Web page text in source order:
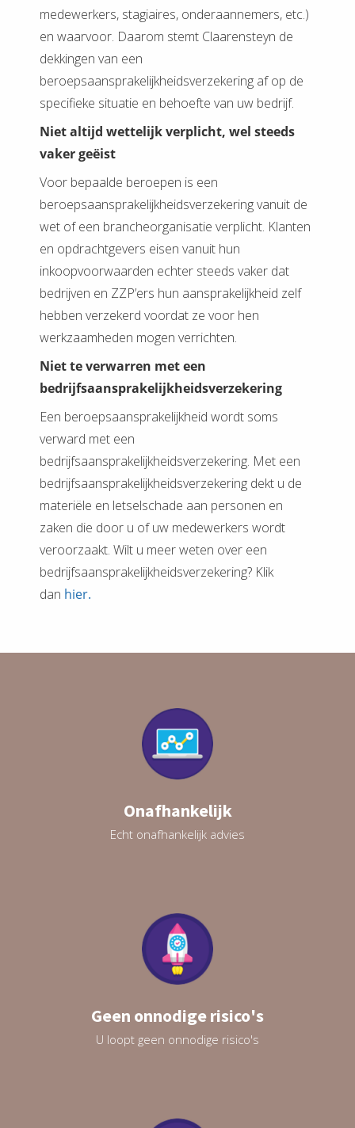
medewerkers, stagiaires, onderaannemers, etc.)
en waarvoor. Daarom stemt Claarensteyn de
dekkingen van een
beroepsaansprakelijkheidsverzekering af op de
specifieke situatie en behoefte van uw bedrijf.
Niet altijd wettelijk verplicht, wel steeds
vaker geëist
Voor bepaalde beroepen is een
beroepsaansprakelijkheidsverzekering vanuit de
wet of een brancheorganisatie verplicht. Klanten
en opdrachtgevers eisen vanuit hun
inkoopvoorwaarden echter steeds vaker dat
bedrijven en ZZP’ers hun aansprakelijkheid zelf
hebben verzekerd voordat ze voor hen
werkzaamheden mogen verrichten.
Niet te verwarren met een
bedrijfsaansprakelijkheidsverzekering
Een beroepsaansprakelijkheid wordt soms
verward met een
bedrijfsaansprakelijkheidsverzekering. Met een
bedrijfsaansprakelijkheidsverzekering dekt u de
materiële en letselschade aan personen en
zaken die door u of uw medewerkers wordt
veroorzaakt. Wilt u meer weten over een
bedrijfsaansprakelijkheidsverzekering? Klik
dan hier.
Onafhankelijk
Echt onafhankelijk advies
Geen onnodige risico's
U loopt geen onnodige risico's